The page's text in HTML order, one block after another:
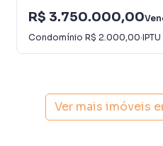
R$ 3.750.000,00
Condomínio R$ 2.000,00·IPTU
Ver mais imóveis